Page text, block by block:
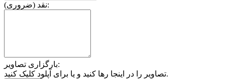
نقد (ضروری):
بارگزاری تصاویر:
تصاویر را در اینجا رها کنید و یا برای آپلود کلیک کنید.